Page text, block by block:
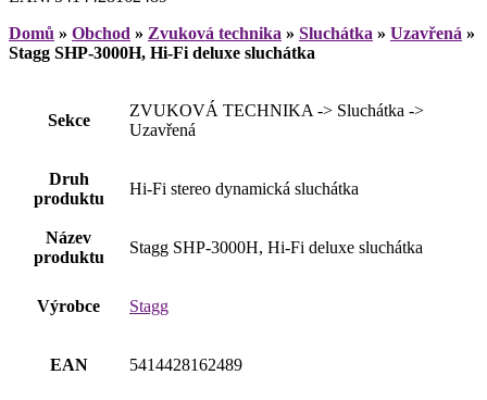
Domů » Obchod » Zvuková technika » Sluchátka » Uzavřená »
Stagg SHP-3000H, Hi-Fi deluxe sluchátka
Sekce
ZVUKOVÁ TECHNIKA -> Sluchátka ->
Uzavřená
Druh
produktu
Hi-Fi stereo dynamická sluchátka
Název
produktu
Stagg SHP-3000H, Hi-Fi deluxe sluchátka
Výrobce Stagg
EAN 5414428162489